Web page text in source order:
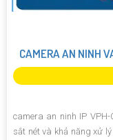
CAMERA AN NINH
camera an ninh IP
sắt nét và khả năng xử